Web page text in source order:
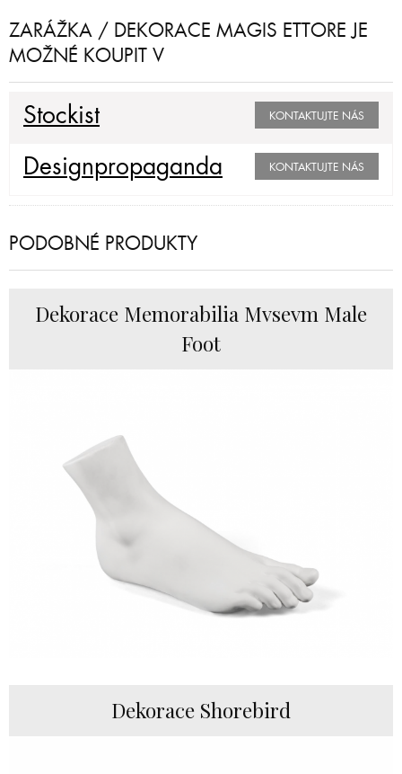
ZARÁŽKA / DEKORACE MAGIS ETTORE JE
MOŽNÉ KOUPIT V
Stockist KONTAKTUJTE NÁS
Designpropaganda KONTAKTUJTE NÁS
PODOBNÉ PRODUKTY
Dekorace Memorabilia Mvsevm Male
Foot
Dekorace Shorebird